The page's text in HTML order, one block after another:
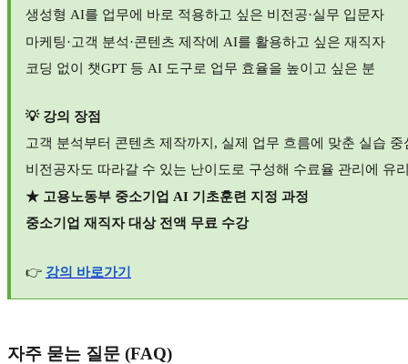
생성형 AI를 업무에 바로 적용하고 싶은 비전공·실무 입문자
마케팅·고객 분석·콘텐츠 제작에 AI를 활용하고 싶은 재직자
코딩 없이 챗GPT 등 AI 도구로 업무 효율을 높이고 싶은 분
💡 강의 장점
고객 분석부터 콘텐츠 제작까지 , 실제 업무 흐름에 맞춘 실습 중
비전공자도 따라갈 수 있는 난이도로 구성해 수료율 관리에 유
★ 고용노동부 중소기업 AI 기초훈련 지정 과정
중소기업 재직자 대상 전액 무료 수강
👉 강의 바로가기
자주 묻는 질문 (FAQ)